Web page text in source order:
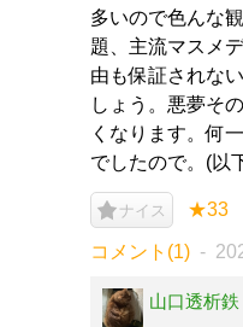
多いので色んな
題、主流マスメ
由も保証されな
しょう。悪夢そ
くなります。何
でしたので。(以
ナイス ★33
コメント(1)
山口透析鉄